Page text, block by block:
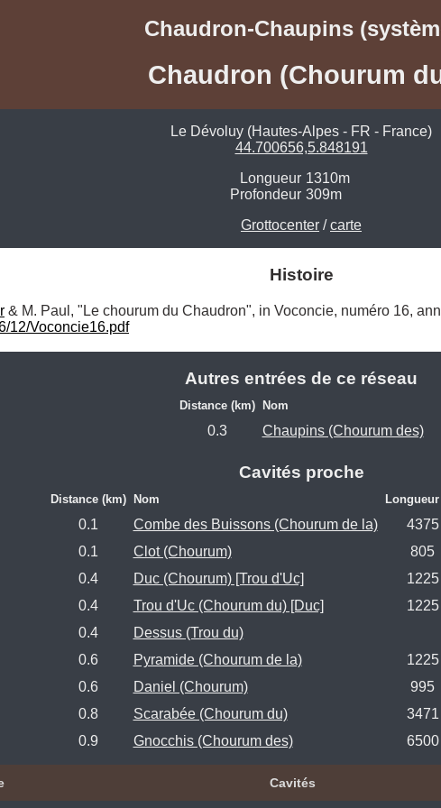
Chaudron-Chaupins
Chaudron (Chourum
Le Dévoluy (Hautes-Alpes - FR - France)
44.700656,5.848191
Longueur 1310m
Profondeur 309m
Grottocenter /carte
Histoire
& M. Paul, "Le chourum du Chaudron", in Voconcie, numéro 16,
12/Voconcie16.pdf
Autres entrées de ce réseau
Distance (km) Nom
0.3 Chaupins (Chourum des)
Cavités proche
Distance (km) Nom Longueur
0.1 Combe des Buissons (Chourum de la) 4375
0.1
Clot (Chourum) 805
0.4
Duc (Chourum) [Trou d'Uc] 1225
0.4
Trou d'Uc (Chourum du) [Duc] 1225
0.4
Dessus (Trou du)
0.6
Pyramide (Chourum de la) 1225
0.6
Daniel (Chourum) 995
0.8
Scarabée (Chourum du) 3471
0.9
Gnocchis (Chourum des) 6500
Cavités